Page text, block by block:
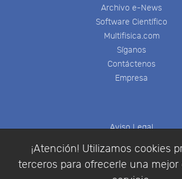
¡Atención! Utilizamos cookies
terceros para ofrecerle una mejor
Archivo e-News
Software Científico
Multifisica.com
Síganos
Contáctenos
Empresa
Aviso Legal
Política de Privacidad
Condiciones de compra